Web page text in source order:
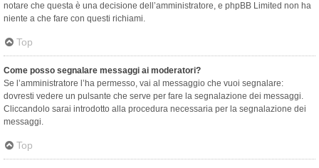
notare che questa è una decisione dell’amministratore, e phpBB Limited non ha
niente a che fare con questi richiami.
Top
Come posso segnalare messaggi ai moderatori?
Se l’amministratore l’ha permesso, vai al messaggio che vuoi segnalare:
dovresti vedere un pulsante che serve per fare la segnalazione dei messaggi.
Cliccandolo sarai introdotto alla procedura necessaria per la segnalazione dei
messaggi.
Top